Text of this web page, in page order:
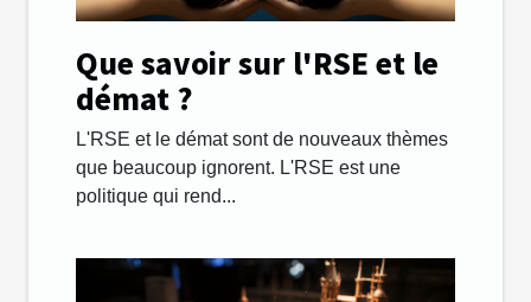
Que savoir sur l'RSE et le
démat ?
L'RSE et le démat sont de nouveaux thèmes
que beaucoup ignorent. L'RSE est une
politique qui rend...